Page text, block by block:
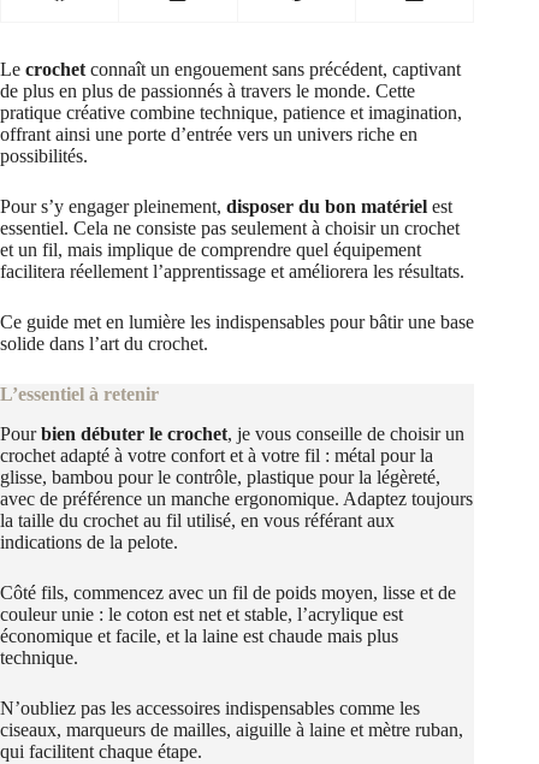
Le crochet connaît un engouement sans précédent, captivant
de plus en plus de passionnés à travers le monde. Cette
pratique créative combine technique, patience et imagination,
offrant ainsi une porte d’entrée vers un univers riche en
possibilités.
Pour s’y engager pleinement, disposer du bon matériel est
essentiel. Cela ne consiste pas seulement à choisir un crochet
et un fil, mais implique de comprendre quel équipement
facilitera réellement l’apprentissage et améliorera les résultats.
Ce guide met en lumière les indispensables pour bâtir une base
solide dans l’art du crochet.
L’essentiel à retenir
Pourbien débuter le crochet, je vous conseille de choisir un
crochet adapté à votre confort et à votre fil : métal pour la
glisse, bambou pour le contrôle, plastique pour la légèreté,
avec de préférence un manche ergonomique. Adaptez toujours
la taille du crochet au fil utilisé, en vous référant aux
indications de la pelote.
Côté fils, commencez avec un fil de poids moyen, lisse et de
couleur unie : le coton est net et stable, l’acrylique est
économique et facile, et la laine est chaude mais plus
technique.
N’oubliez pas les accessoires indispensables comme les
ciseaux, marqueurs de mailles, aiguille à laine et mètre ruban,
qui facilitent chaque étape.